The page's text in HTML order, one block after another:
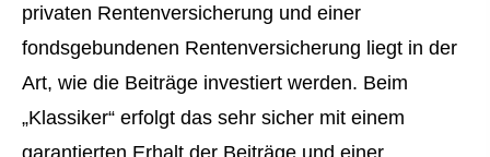
privaten Rentenversicherung und einer
fondsgebundenen Rentenversicherung liegt in der
Art, wie die Beiträge investiert werden. Beim
„Klassiker“ erfolgt das sehr sicher mit einem
garantierten Erhalt der Beiträge und einer